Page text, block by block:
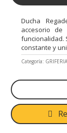
Ducha
accesorio
funcionalidad.
constante y
Categoría: GRIFERIA